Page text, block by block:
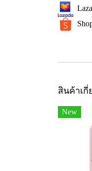
สินค้าเกี่
New